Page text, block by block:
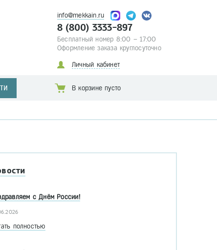
info@mekkain.ru
8 (800) 3333-897
Бесплатный номер 8:00 – 17:00
Оформление заказа круглосуточно
Личный кабинет
В корзине пусто
с Днём России!
полностью